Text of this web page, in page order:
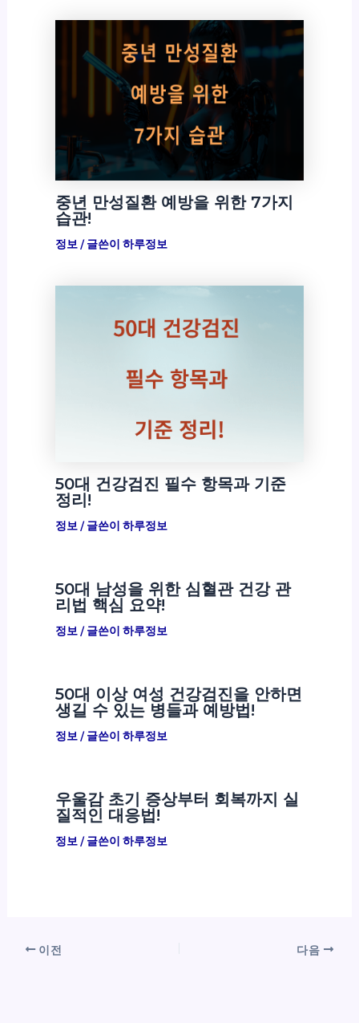
중년 만성질환 예방을 위한 7가지
습관!
정보/ 글쓴이 하루정보
50대 건강검진 필수 항목과 기준
정리!
정보/ 글쓴이 하루정보
50대 남성을 위한 심혈관 건강 관
리법 핵심 요약!
정보/ 글쓴이 하루정보
50대 이상 여성 건강검진을 안하면
생길 수 있는 병들과 예방법!
정보/ 글쓴이 하루정보
우울감 초기 증상부터 회복까지 실
질적인 대응법!
정보/ 글쓴이 하루정보
이전 다음